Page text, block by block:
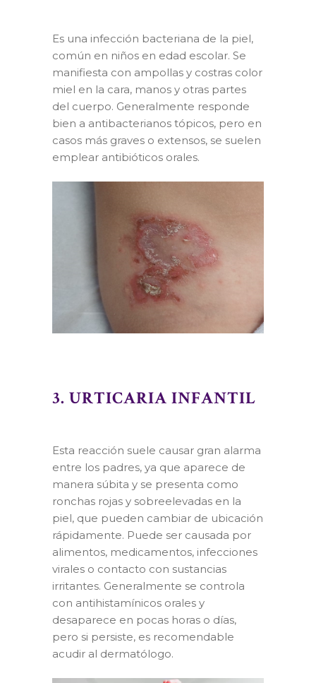
Es una infección bacteriana de la piel,
común en niños en edad escolar. Se
manifiesta con ampollas y costras color
miel en la cara, manos y otras partes
del cuerpo. Generalmente responde
bien a antibacterianos tópicos, pero en
casos más graves o extensos, se suelen
emplear antibióticos orales.
3. URTICARIA INFANTIL
Esta reacción suele causar gran alarma
entre los padres, ya que aparece de
manera súbita y se presenta como
ronchas rojas y sobreelevadas en la
piel, que pueden cambiar de ubicación
rápidamente. Puede ser causada por
alimentos, medicamentos, infecciones
virales o contacto con sustancias
irritantes. Generalmente se controla
con antihistamínicos orales y
desaparece en pocas horas o días,
pero si persiste, es recomendable
acudir al dermatólogo.